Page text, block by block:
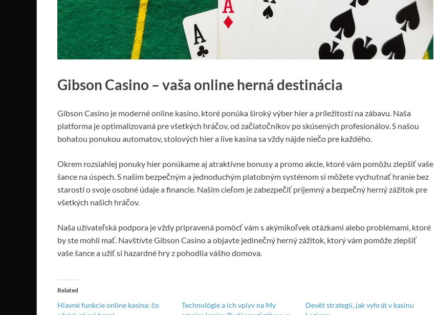
Gibson Casino – vaša online herná destinácia
Gibson Casino je moderné online kasíno, ktoré ponúka široký výber hier a príležitostí na zábavu. Naša
platforma je optimalizovaná pre všetkých hráčov, od začiatočníkov po skúsených profesionálov. S našou
bohatou ponukou automatov, stolových hier a live kasína sa vždy nájde niečo pre každého.
Okrem rozsiahlej ponuky hier ponúkame aj atraktívne bonusy a promo akcie, ktoré vám pomôžu zlepšiť vaše
šance na úspech. S našim bezpečným a jednoduchým platobným systémom si môžete vychutnať hranie bez
starostí o svoje osobné údaje a financie. Naším cieľom je zabezpečiť príjemný a bezpečný herný zážitok pre
všetkých našich hráčov.
Naša užívateľská podpora je vždy pripravená pomôcť vám s akýmikoľvek otázkami alebo problémami, ktoré
by ste mohli mať. Navštívte Gibson Casino a objavte jedinečný herný zážitok, ktorý vám pomôže zlepšiť
vaše šance a užiť si hazardné hry z pohodlia vášho domova.
Related
Hlavné funkcie online kasína: čo
Technológie a ich vplyv na My
Devět strategií, jak vyhrát v kasinu